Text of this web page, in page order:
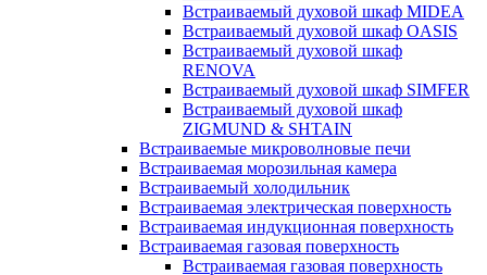
Встраиваемый духовой шкаф MIDEA
Встраиваемый духовой шкаф OASIS
Встраиваемый духовой шкаф
RENOVA
Встраиваемый духовой шкаф SIMFER
Встраиваемый духовой шкаф
ZIGMUND & SHTAIN
Встраиваемые микроволновые печи
Встраиваемая морозильная камера
Встраиваемый холодильник
Встраиваемая электрическая поверхность
Встраиваемая индукционная поверхность
Встраиваемая газовая поверхность
Встраиваемая газовая поверхность